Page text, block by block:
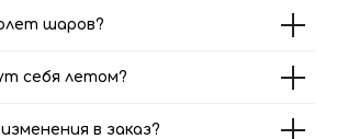
шаров?
себя летом?
в заказ?